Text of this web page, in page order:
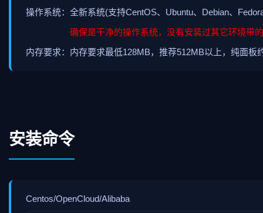
操作系统：全新系统(支持CentOS、Ubuntu、Debian、
确保是干净的操作系统，没有安装过其它环境带
内存要求：内存要求最低128MB，推荐512MB以上，纯面板
安装命令
Centos/OpenCloud/Alibaba